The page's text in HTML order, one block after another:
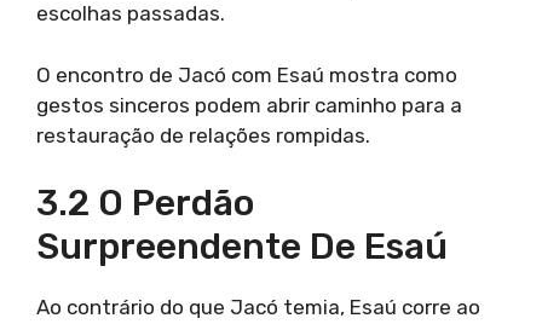
escolhas passadas.
O encontro de Jacó com Esaú mostra como
gestos sinceros podem abrir caminho para a
restauração de relações rompidas.
3.2 O Perdão
Surpreendente De Esaú
Ao contrário do que Jacó temia, Esaú corre ao